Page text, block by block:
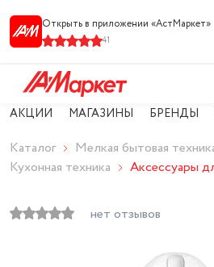
Открыть в приложении «АстМарке‪т‬»
41
АКЦИИ МАГАЗИНЫ БРЕНДЫ
Каталог
Мелкая бытовая
Кухонная техника
Аксессуары
нет отзывов